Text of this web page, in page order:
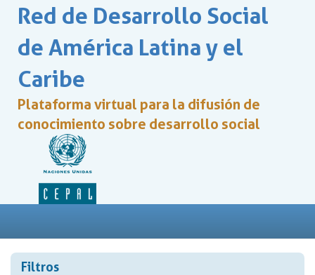
Red de Desarrollo Social
de América Latina y el
Caribe
Plataforma virtual para la difusión de
conocimiento sobre desarrollo social
Filtros